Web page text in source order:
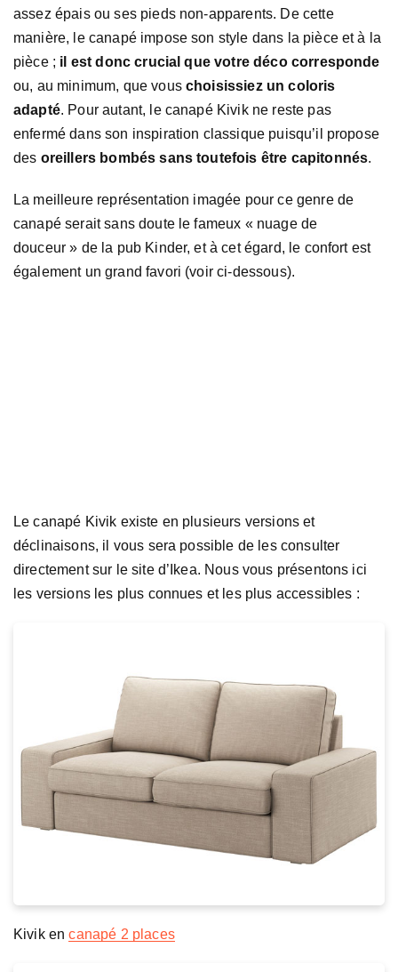
assez épais ou ses pieds non-apparents. De cette
manière, le canapé impose son style dans la pièce et à la
pièce ; il est donc crucial que votre déco corresponde
ou, au minimum, que vouschoisissiez un coloris
adapté. Pour autant, le canapé Kivik ne reste pas
enfermé dans son inspiration classique puisqu’il propose
des oreillers bombés sans toutefois être capitonnés.
La meilleure représentation imagée pour ce genre de
canapé serait sans doute le fameux « nuage de
douceur » de la pub Kinder, et à cet égard, le confort est
également un grand favori (voir ci-dessous).
Le canapé Kivik existe en plusieurs versions et
déclinaisons, il vous sera possible de les consulter
directement sur le site d’Ikea. Nous vous présentons ici
les versions les plus connues et les plus accessibles :
Kivik encanapé 2 places